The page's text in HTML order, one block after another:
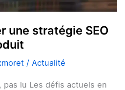
une stratégie SEO
/Actualité
pas lu Les défis actuels en